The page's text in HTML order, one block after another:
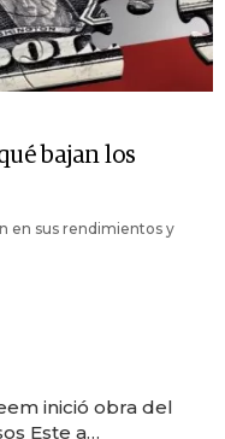
bajan los
en sus rendimientos y
inició obra del
Este a